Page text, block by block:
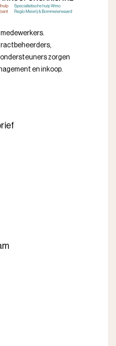
zorgen
en inkoop.